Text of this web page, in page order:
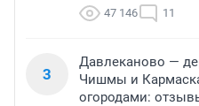
47 146 11
3
Давлеканово —
Чишмы и
огородами: